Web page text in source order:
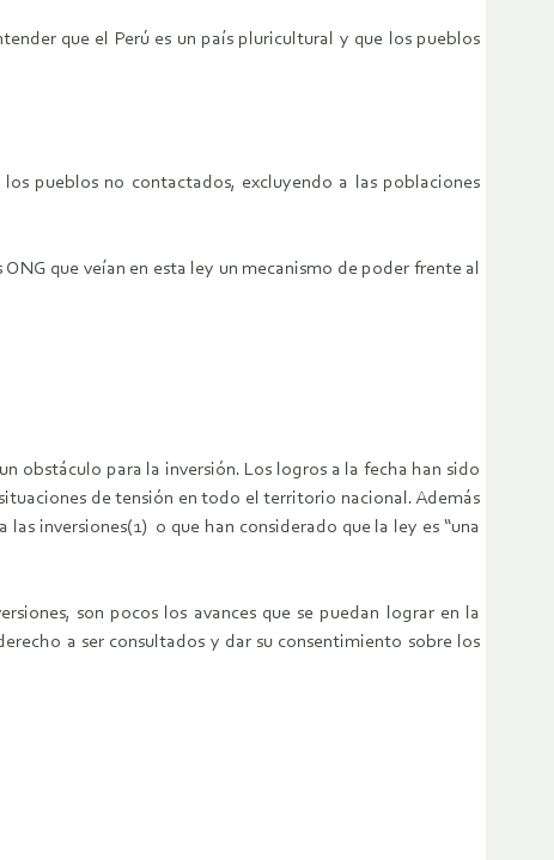
que el Perú es un país pluricultural y que los pueblos
pueblos no contactados, excluyendo a las poblaciones
que veían en esta ley un mecanismo de poder frente al
obstáculo para la inversión. Los logros a la fecha han sido
de tensión en todo el territorio nacional. Además
inversiones(1) o que han considerado que la ley es “una
son pocos los avances que se puedan lograr en la
a ser consultados y dar su consentimiento sobre los